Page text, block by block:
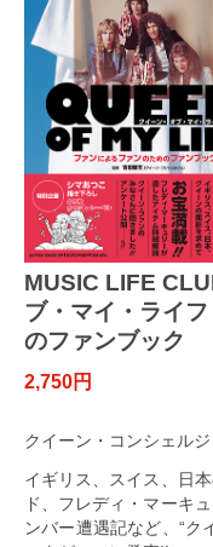
MUSIC LIFE
ブ・マイ・ライ
のファンブック
2,750円
クイーン・コンシェルジ
イギリス、スイス、日
ド、フレディ・マーキ
ンバー遭遇記など、“ク